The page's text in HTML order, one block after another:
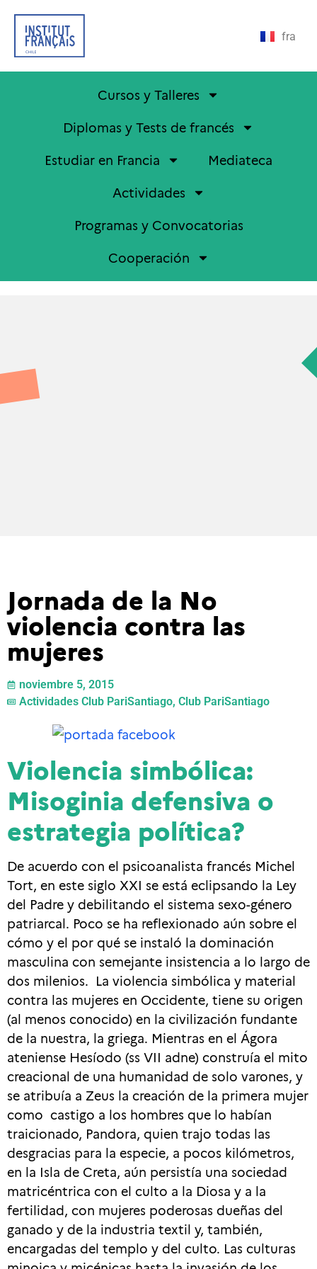
fra
Cursos y Talleres
Diplomas y Tests de francés
Estudiar en Francia
Mediateca
Actividades
Programas y Convocatorias
Cooperación
Jornada de la No
violencia contra las
mujeres
noviembre 5, 2015
Actividades Club PariSantiago, Club PariSantiago
Violencia simbólica:
Misoginia defensiva o
estrategia política?
De acuerdo con el psicoanalista francés Michel
Tort, en este siglo XXI se está eclipsando la Ley
del Padre y debilitando el sistema sexo-género
patriarcal. Poco se ha reflexionado aún sobre el
cómo y el por qué se instaló la dominación
masculina con semejante insistencia a lo largo de
dos milenios. La violencia simbólica y material
contra las mujeres en Occidente, tiene su origen
(al menos conocido) en la civilización fundante
de la nuestra, la griega. Mientras en el Ágora
ateniense Hesíodo (ss VII adne) construía el mito
creacional de una humanidad de solo varones, y
se atribuía a Zeus la creación de la primera mujer
como castigo a los hombres que lo habían
traicionado, Pandora, quien trajo todas las
desgracias para la especie, a pocos kilómetros,
en la Isla de Creta, aún persistía una sociedad
matricéntrica con el culto a la Diosa y a la
fertilidad, con mujeres poderosas dueñas del
ganado y de la industria textil y, también,
encargadas del templo y del culto. Las culturas